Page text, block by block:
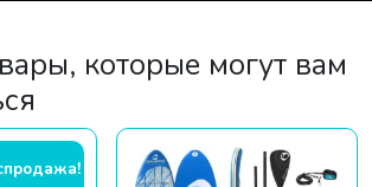
которые могут вам